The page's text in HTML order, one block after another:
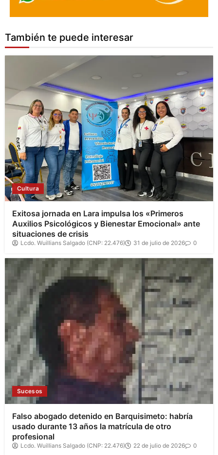
También te puede interesar
Cultura
Exitosa jornada en Lara impulsa los «Primeros
Auxilios Psicológicos y Bienestar Emocional» ante
situaciones de crisis
Lcdo. Wuillians Salgado (CNP: 22.476) 31 de julio de 2026 0
Sucesos
Falso abogado detenido en Barquisimeto: habría
usado durante 13 años la matrícula de otro
profesional
Lcdo. Wuillians Salgado (CNP: 22.476) 22 de julio de 2026 0